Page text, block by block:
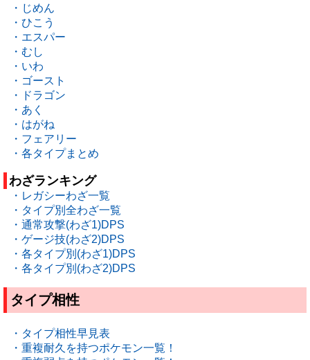
・じめん
・ひこう
・エスパー
・むし
・いわ
・ゴースト
・ドラゴン
・あく
・はがね
・フェアリー
・各タイプまとめ
わざランキング
・レガシーわざ一覧
・タイプ別全わざ一覧
・通常攻撃(わざ1)DPS
・ゲージ技(わざ2)DPS
・各タイプ別(わざ1)DPS
・各タイプ別(わざ2)DPS
タイプ相性
・タイプ相性早見表
・重複耐久を持つポケモン一覧！